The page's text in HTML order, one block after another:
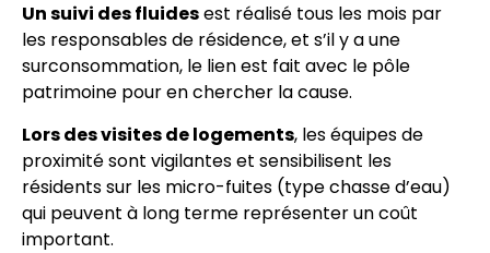
Un suivi des fluidesest réalisé tous les mois par
les responsables de résidence, et s’il y a une
surconsommation, le lien est fait avec le pôle
patrimoine pour en chercher la cause.
Lors des visites de logements, les équipes de
proximité sont vigilantes et sensibilisent les
résidents sur les micro-fuites (type chasse d’eau)
qui peuvent à long terme représenter un coût
important.